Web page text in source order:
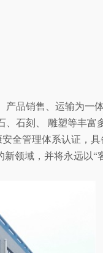
品销售、运输为一
石刻、 雕塑等丰富
安全管理体系认证，
领域，并将永远以“